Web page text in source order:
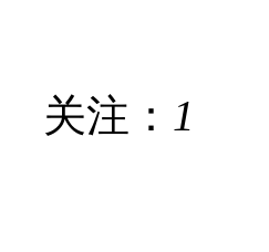
关注： 1